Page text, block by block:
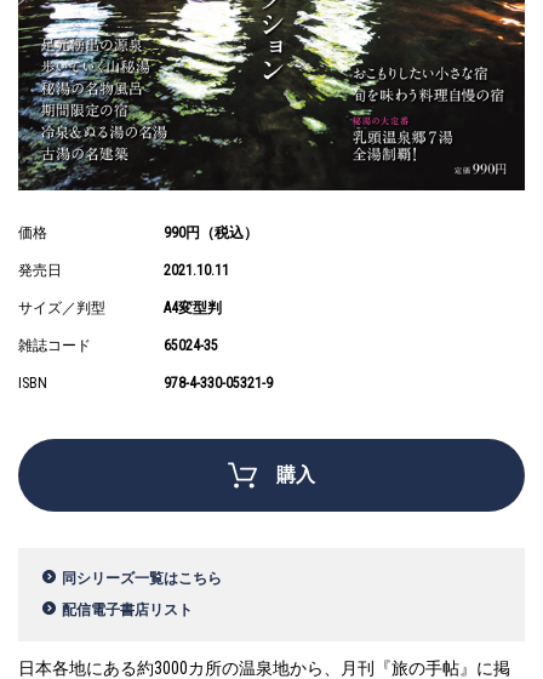
価格 990円（税込）
発売日 2021.10.11
サイズ／判型 A4変型判
雑誌コード 65024-35
ISBN 978-4-330-05321-9
購入
同シリーズ一覧はこちら
配信電子書店リスト
日本各地にある約3000カ所の温泉地から、月刊『旅の手帖』に掲